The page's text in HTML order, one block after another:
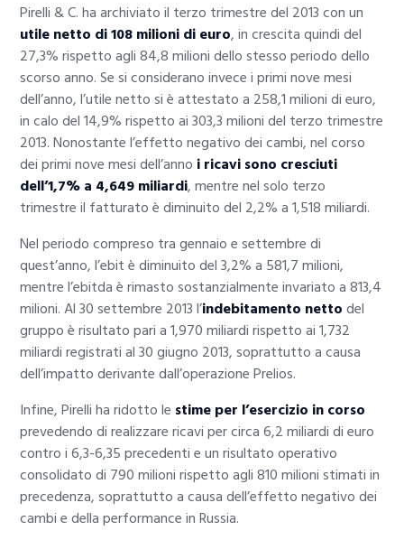
Pirelli & C. ha archiviato il terzo trimestre del 2013 con un
utile netto di 108 milioni di euro, in crescita quindi del
27,3% rispetto agli 84,8 milioni dello stesso periodo dello
scorso anno. Se si considerano invece i primi nove mesi
dell’anno, l’utile netto si è attestato a 258,1 milioni di euro,
in calo del 14,9% rispetto ai 303,3 milioni del terzo trimestre
2013. Nonostante l’effetto negativo dei cambi, nel corso
dei primi nove mesi dell’anno i ricavi sono cresciuti
dell’1,7% a 4,649 miliardi, mentre nel solo terzo
trimestre il fatturato è diminuito del 2,2% a 1,518 miliardi.
Nel periodo compreso tra gennaio e settembre di
quest’anno, l’ebit è diminuito del 3,2% a 581,7 milioni,
mentre l’ebitda è rimasto sostanzialmente invariato a 813,4
milioni. Al 30 settembre 2013 l’indebitamento nettodel
gruppo è risultato pari a 1,970 miliardi rispetto ai 1,732
miliardi registrati al 30 giugno 2013, soprattutto a causa
dell’impatto derivante dall’operazione Prelios.
Infine, Pirelli ha ridotto le stime per l’esercizio in corso
prevedendo di realizzare ricavi per circa 6,2 miliardi di euro
contro i 6,3-6,35 precedenti e un risultato operativo
consolidato di 790 milioni rispetto agli 810 milioni stimati in
precedenza, soprattutto a causa dell’effetto negativo dei
cambi e della performance in Russia.